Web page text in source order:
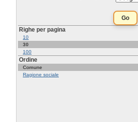
Righe per pagina
10
30
100
Ordine
Comune
Ragione sociale